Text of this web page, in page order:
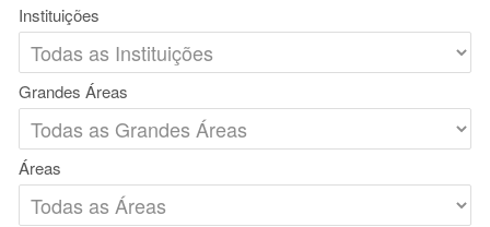
Instituições
Grandes Áreas
Áreas